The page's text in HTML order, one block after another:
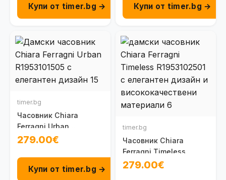
Купи от timer.bg → Купи от timer.bg →
timer.bg
Часовник Chiara
Ferragni Urban
R1953101505
279.00€
Купи от timer.bg →
timer.bg
Часовник Chiara
Ferragni Timeless
R1953102501
279.00€